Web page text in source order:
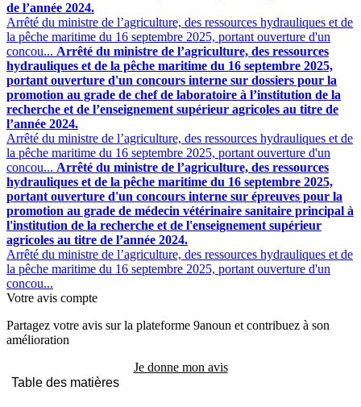
de l’année 2024.
Arrêté du ministre de l’agriculture, des ressources hydrauliques et de
la pêche maritime du 16 septembre 2025, portant ouverture d'un
concou... Arrêté du ministre de l’agriculture, des ressources
hydrauliques et de la pêche maritime du 16 septembre 2025,
portant ouverture d'un concours interne sur dossiers pour la
promotion au grade de chef de laboratoire à l’institution de la
recherche et de l’enseignement supérieur agricoles au titre de
l’année 2024.
Arrêté du ministre de l’agriculture, des ressources hydrauliques et de
la pêche maritime du 16 septembre 2025, portant ouverture d'un
concou... Arrêté du ministre de l’agriculture, des ressources
hydrauliques et de la pêche maritime du 16 septembre 2025,
portant ouverture d'un concours interne sur épreuves pour la
promotion au grade de médecin vétérinaire sanitaire principal à
l'institution de la recherche et de l'enseignement supérieur
agricoles au titre de l’année 2024.
Arrêté du ministre de l’agriculture, des ressources hydrauliques et de
la pêche maritime du 16 septembre 2025, portant ouverture d'un
concou...
Votre avis compte
Partagez votre avis sur la plateforme 9anoun et contribuez à son
amélioration
Je donne mon avis
Table des matières